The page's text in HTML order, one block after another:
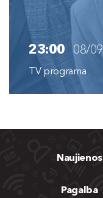
23:00 08/09
TV programa
Naujienos
Pagalba